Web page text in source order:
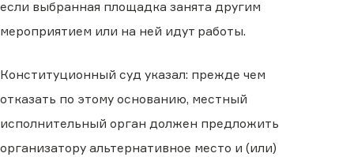
если выбранная площадка занята другим
мероприятием или на ней идут работы.
Конституционный суд указал: прежде чем
отказать по этому основанию, местный
исполнительный орган должен предложить
организатору альтернативное место и (или)